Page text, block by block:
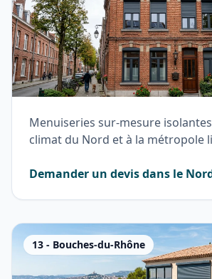
Menuiseries sur-mesure
climat du Nord et à la métropole
Demander un devis dans le
13 - Bouches-du-Rhône